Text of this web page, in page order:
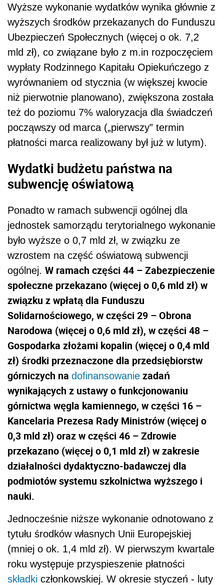
Wyższe wykonanie wydatków wynika głównie z
wyższych środków przekazanych do Funduszu
Ubezpieczeń Społecznych (więcej o ok. 7,2
mld zł), co związane było z m.in rozpoczęciem
wypłaty Rodzinnego Kapitału Opiekuńczego z
wyrównaniem od stycznia (w większej kwocie
niż pierwotnie planowano), zwiększona została
też do poziomu 7% waloryzacja dla świadczeń
począwszy od marca („pierwszy” termin
płatności marca realizowany był już w lutym).
Wydatki budżetu państwa na
subwencję oświatową
Ponadto w ramach subwencji ogólnej dla
jednostek samorządu terytorialnego wykonanie
było wyższe o 0,7 mld zł, w związku ze
wzrostem na część oświatową subwencji
ogólnej. W ramach części 44 – Zabezpieczenie
społeczne przekazano (więcej o 0,6 mld zł) w
związku z wpłatą dla Funduszu
Solidarnościowego, w części 29 – Obrona
Narodowa (więcej o 0,6 mld zł), w części 48 –
Gospodarka złożami kopalin (więcej o 0,4 mld
zł) środki przeznaczone dla przedsiębiorstw
górniczych na dofinansowanie zadań
wynikających z ustawy o funkcjonowaniu
górnictwa węgla kamiennego, w części 16 –
Kancelaria Prezesa Rady Ministrów (więcej o
0,3 mld zł) oraz w części 46 – Zdrowie
przekazano (więcej o 0,1 mld zł) w zakresie
działalności dydaktyczno-badawczej dla
podmiotów systemu szkolnictwa wyższego i
nauki.
Jednocześnie niższe wykonanie odnotowano z
tytułu środków własnych Unii Europejskiej
(mniej o ok. 1,4 mld zł). W pierwszym kwartale
roku występuje przyspieszenie płatności
składki członkowskiej. W okresie styczeń - luty